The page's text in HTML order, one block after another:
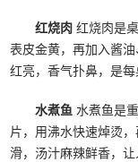
红烧肉 红烧肉是
表皮金黄，再加入酱
红亮，香气扑鼻，是每
水煮鱼 水煮鱼是
片，用沸水快速焯烫
滑，汤汁麻辣鲜香，让